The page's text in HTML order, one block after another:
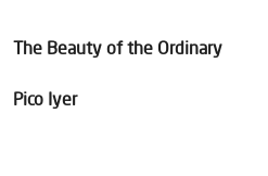
The Beauty of the Ordinary
Pico Iyer